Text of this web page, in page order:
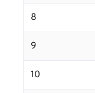
8
9
10